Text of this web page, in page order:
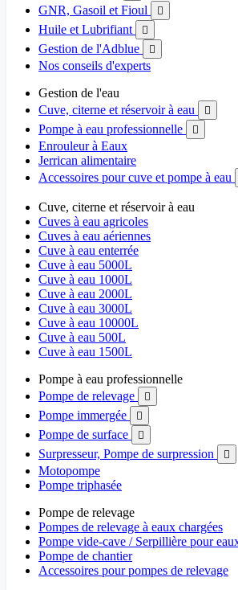
GNR, Gasoil et Fioul 
Huile et Lubrifiant 
Gestion de l'Adblue 
Nos conseils d'experts
Gestion de l'eau
Cuve, citerne et réservoir à eau

Pompe à eau professionnelle 
Enrouleur à Eaux
Jerrican alimentaire
Accessoires pour cuve et pompe à eau
Cuve, citerne et réservoir à eau
Cuves à eau agricoles
Cuves à eau aériennes
Cuve à eau enterrée
Cuve à eau 5000L
Cuve à eau 1000L
Cuve à eau 2000L
Cuve à eau 3000L
Cuve à eau 10000L
Cuve à eau 500L
Cuve à eau 1500L
Pompe à eau professionnelle
Pompe de relevage

Pompe immergée 
Pompe de surface 
Surpresseur, Pompe de surpression 
Motopompe
Pompe triphasée
Pompe de relevage
Pompes de relevage à eaux chargées
Pompe vide-cave / Serpillière pour
Pompe de chantier
Accessoires pour pompes de relevage